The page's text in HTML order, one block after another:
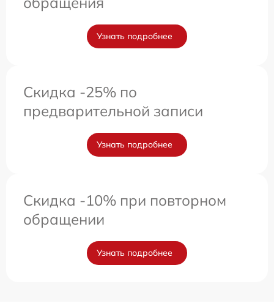
Узнать подробнее
Скидка -25% по
предварительной записи
Узнать подробнее
Скидка -10% при повторном
обращении
Узнать подробнее